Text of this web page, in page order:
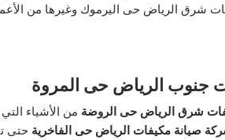
شرق الرياض حى اليرموك وغيرها من
جنوب الرياض حى المروة
شرق الرياض حى الروضة من الأشياء
صيانة مكيفات الرياض حى الفاخرية حتى